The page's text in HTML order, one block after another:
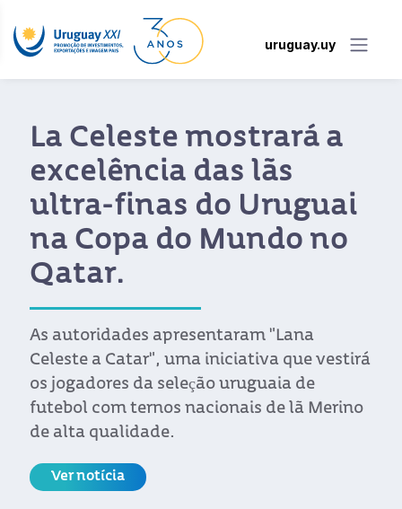
uruguay.uy
La Celeste mostrará a
excelência das lãs
ultra-finas do Uruguai
na Copa do Mundo no
Qatar.
As autoridades apresentaram "Lana
Celeste a Catar", uma iniciativa que vestirá
os jogadores da seleção uruguaia de
futebol com ternos nacionais de lã Merino
de alta qualidade.
Ver notícia